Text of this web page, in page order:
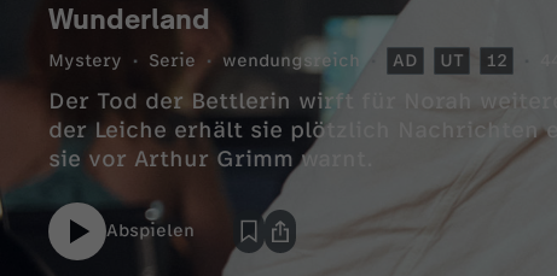
Wunderland
Mystery Serie wendungsreich AD UT 12
Der Tod der Bettlerin wirft für Norah
der Leiche erhält sie plötzlich Nachrichten
sie vor Arthur Grimm warnt.
Abspielen